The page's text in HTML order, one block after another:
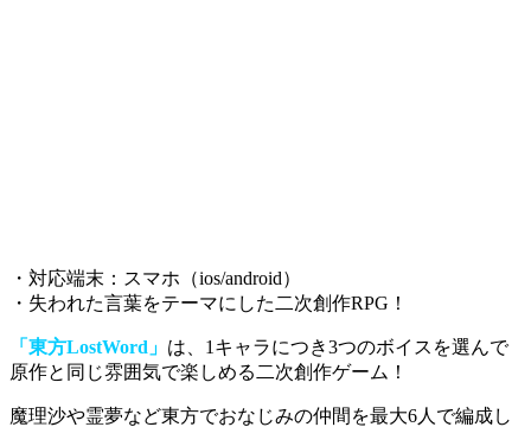
・対応端末：スマホ（ios/android）
・失われた言葉をテーマにした二次創作RPG！
「東方LostWord」 は、1キャラにつき3つのボイスを選んで
原作と同じ雰囲気で楽しめる二次創作ゲーム！
魔理沙や霊夢など東方でおなじみの仲間を最大6人で編成し